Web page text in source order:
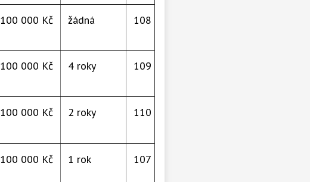
100 000 Kč žádná 108 458 Kč
100 000 Kč 4 roky 109 520 Kč
100 000 Kč 2 roky 110 408 Kč
100 000 Kč 1 rok 107 007 –